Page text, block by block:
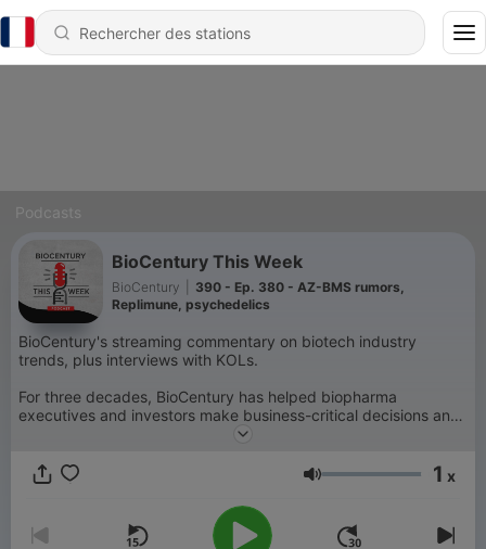
Podcasts
BioCentury This Week
BioCentury
390 - Ep. 380 - AZ-BMS rumors,
Replimune, psychedelics
BioCentury's streaming commentary on biotech industry
trends, plus interviews with KOLs.
For three decades, BioCentury has helped biopharma
executives and investors make business-critical decisions and
build larger networks with peers across the innovation
Volume 1 x